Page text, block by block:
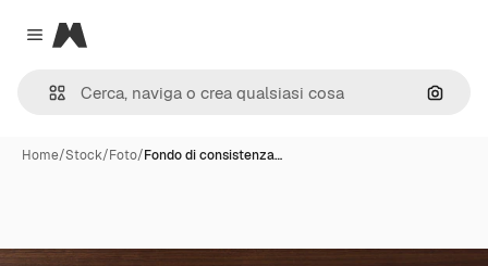
Close menu
Magnific
Cerca
Home/Stock/Foto/Fondo di consistenza…